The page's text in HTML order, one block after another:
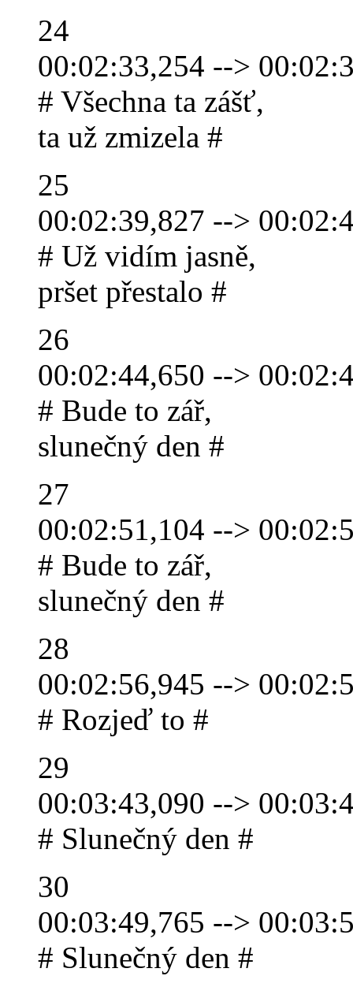
24
00:02:33,254 -->
# Všechna ta zášť,
ta už zmizela #
25
00:02:39,827 -->
# Už vidím jasně,
pršet přestalo #
26
00:02:44,650 -->
# Bude to zář,
slunečný den #
27
00:02:51,104 -->
# Bude to zář,
slunečný den #
28
00:02:56,945 -->
# Rozjeď to #
29
00:03:43,090 -->
# Slunečný den #
30
00:03:49,765 -->
# Slunečný den #